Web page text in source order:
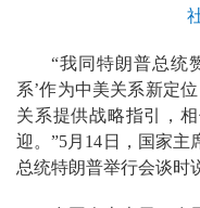
“我同特朗普总统
系’作为中美关系新定
关系提供战略指引，
迎。”5月14日，国家主
总统特朗普举行会谈时